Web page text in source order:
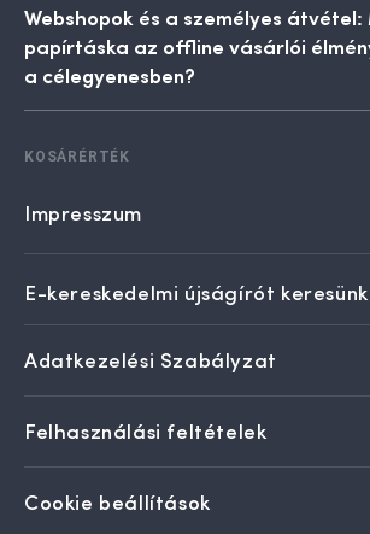
Webshopok és a személyes
papírtáska az offline vásárlói
a célegyenesben?
KOSÁRÉRTÉK
Impresszum
E-kereskedelmi újságírót keresünk
Adatkezelési Szabályzat
Felhasználási feltételek
Cookie beállítások